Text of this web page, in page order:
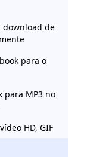
download de
para o
para MP3 no
HD, GIF